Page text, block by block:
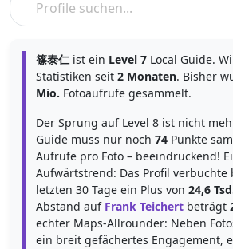
篠泰仁ist ein Level 7 Local Guide.
Statistiken seit 2 Monaten. Bisher
Mio. Fotoaufrufe gesammelt.
Der Sprung auf Level 8 ist nicht
Guide muss nur noch 74 Punkte
Aufrufe pro Foto – beeindruckend!
Aufwärtstrend: Das Profil verbuchte
letzten 30 Tage ein Plus von 24,6
Abstand auf Frank Teichert beträgt
echter Maps-Allrounder: Neben
ein breit gefächertes Engagement,